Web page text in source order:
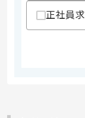
精算・お支払い
正社員